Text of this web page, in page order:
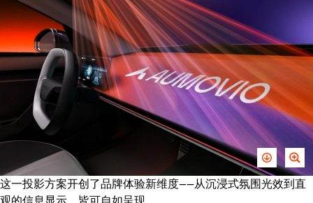
这一投影方案开创了品牌体验新维度——从沉浸式氛围光效到直